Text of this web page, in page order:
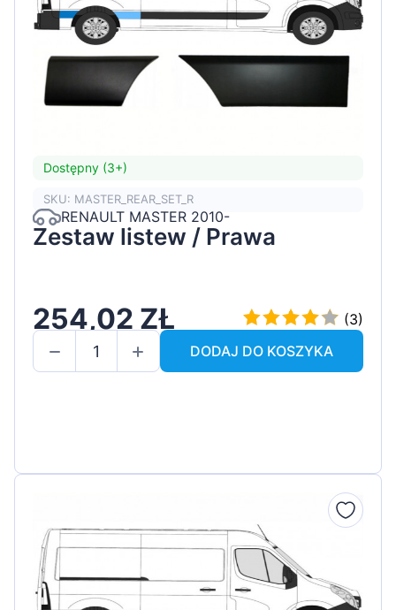
Dostępny (3+)
SKU: MASTER_REAR_SET_R
RENAULT MASTER 2010-
Zestaw listew / Prawa
254,02 ZŁ
(3)
DODAJ DO KOSZYKA